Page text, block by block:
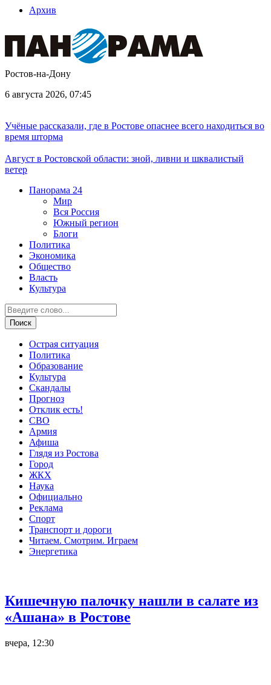
Архив
Ростов-на-Дону
6 августа 2026, 07:45
Учёные рассказали, где в Ростове опаснее всего находиться во
время шторма
Август в Ростовской области: зной, ливни и шквалистый
ветер
Панорама 24
Мир
Вся Россия
Южный регион
Блоги
Политика
Экономика
Общество
Власть
Культура
Острая ситуация
Политика
Образование
Культура
Скандалы
Прогноз
Отклик есть!
СВО
Армия
Афиша
Глядя из Ростова
Город
ЖКХ
Наука
Официально
Реклама
Спорт
Транспорт и дороги
Читаем. Смотрим. Играем
Энергетика
Кишечную палочку нашли в салате из
«Ашана» в Ростове
вчера, 12:30